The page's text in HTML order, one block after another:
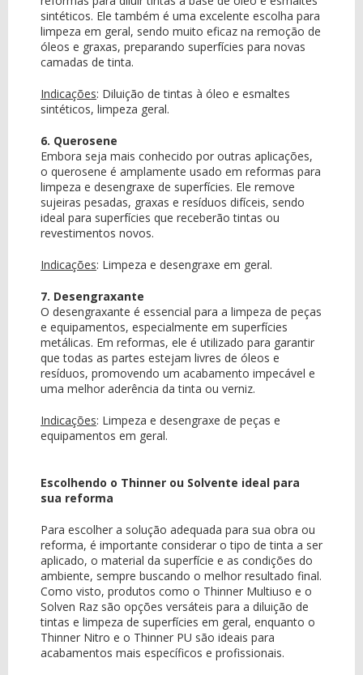
sintéticos. Ele também é uma excelente escolha para
limpeza em geral, sendo muito eficaz na remoção de
óleos e graxas, preparando superfícies para novas
camadas de tinta.
Indicações: Diluição de tintas à óleo e esmaltes
sintéticos, limpeza geral.
6. Querosene
Embora seja mais conhecido por outras aplicações,
o querosene é amplamente usado em reformas para
limpeza e desengraxe de superfícies. Ele remove
sujeiras pesadas, graxas e resíduos difíceis, sendo
ideal para superfícies que receberão tintas ou
revestimentos novos.
Indicações: Limpeza e desengraxe em geral.
7. Desengraxante
O desengraxante é essencial para a limpeza de peças
e equipamentos, especialmente em superfícies
metálicas. Em reformas, ele é utilizado para garantir
que todas as partes estejam livres de óleos e
resíduos, promovendo um acabamento impecável e
uma melhor aderência da tinta ou verniz.
Indicações: Limpeza e desengraxe de peças e
equipamentos em geral.
Escolhendo o Thinner ou Solvente ideal para
sua reforma
Para escolher a solução adequada para sua obra ou
reforma, é importante considerar o tipo de tinta a ser
aplicado, o material da superfície e as condições do
ambiente, sempre buscando o melhor resultado final.
Como visto, produtos como o Thinner Multiuso e o
Solven Raz são opções versáteis para a diluição de
tintas e limpeza de superfícies em geral, enquanto o
Thinner Nitro e o Thinner PU são ideais para
acabamentos mais específicos e profissionais.